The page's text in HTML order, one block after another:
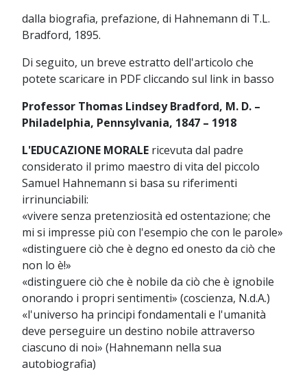
dalla biografia, prefazione, di Hahnemann di T.L.
Bradford, 1895.
Di seguito, un breve estratto dell'articolo che
potete scaricare in PDF cliccando sul link in basso
Professor Thomas Lindsey Bradford, M. D. –
Philadelphia, Pennsylvania, 1847 – 1918
L'EDUCAZIONE MORALE ricevuta dal padre
considerato il primo maestro di vita del piccolo
Samuel Hahnemann si basa su riferimenti
irrinunciabili:
«vivere senza pretenziosità ed ostentazione; che
mi si impresse più con l'esempio che con le parole»
«distinguere ciò che è degno ed onesto da ciò che
non lo è!»
«distinguere ciò che è nobile da ciò che è ignobile
onorando i propri sentimenti» (coscienza, N.d.A.)
«l'universo ha principi fondamentali e l'umanità
deve perseguire un destino nobile attraverso
ciascuno di noi» (Hahnemann nella sua
autobiografia)